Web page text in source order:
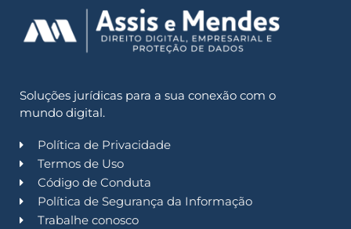
Soluções jurídicas para a sua conexão com o
mundo digital.
Política de Privacidade
Termos de Uso
Código de Conduta
Política de Segurança da Informação
Trabalhe conosco